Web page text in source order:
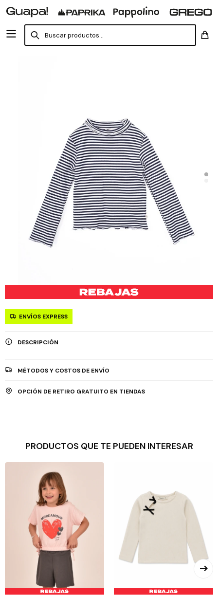
ENVÍOS EXPRESS
DESCRIPCIÓN
MÉTODOS Y COSTOS DE ENVÍO
OPCIÓN DE RETIRO GRATUITO EN TIENDAS
PRODUCTOS QUE TE PUEDEN INTERESAR